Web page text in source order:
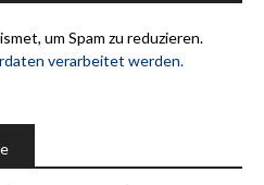
um Spam zu reduzieren.
verarbeitet werden.